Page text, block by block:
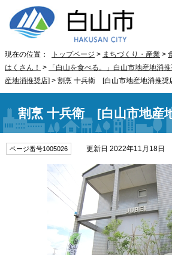
現在の位置： トップページ > まちづくり・産業 >
はくさん！ > 「白山を食べる。」白山市地産地消
産地消推奨店] > 割烹 十兵衛 [白山市地産地消推奨
割烹 十兵衛 [白山市地産
ページ番号1005026 更新日 2022年11月18日